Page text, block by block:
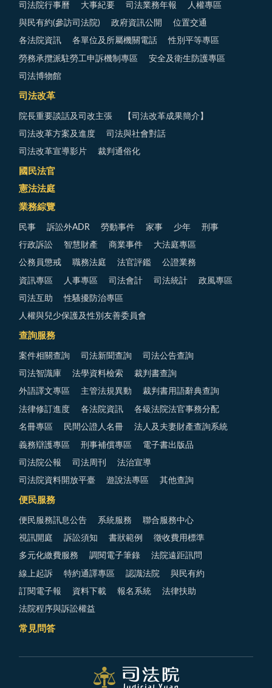
司法院行事曆 大事紀要 司法業務年報 人權專區
與民有約(參訪司法院) 政府資訊公開 位置交通
各法院資訊 各單位及所屬機關電話 性別平等專區
勞務承攬派駐勞工申訴機制專區 安全及衛生防護專區
司法博物館
司法改革
院長重要談話及司改主張 【司法改革成果簡介】
司法改革方案及進度 司法與社會對話
司法改革宣導影片 裁判通俗化
國民法官
憲法法庭
業務綜覽
民事 訴訟外ADR 勞動事件 家事 少年 刑事
行政訴訟 智慧財產 商業事件 大法庭專區
公務員懲戒 職務法庭 法官評鑑 公證業務
資訊專區 人事專區 司法會計 司法統計 政風專區
司法互助 性騷擾防治專區
人權與兒少保護及性別友善委員會
查詢服務
案件相關查詢 司法新聞查詢 司法公告查詢
司法智識庫 法學資料檢索 裁判書查詢
外語譯文專區 主管法規異動 裁判書用語辭典查詢
法律修訂進度 各法院資訊 各級法院法官事務分配
名冊專區 民間公證人名冊 法人及夫妻財產查詢系統
義務辯護專區 刑事補償專區 電子書出版品
司法院公報 司法周刊 法治宣導
司法院資料開放平臺 遊說法專區 其他查詢
便民服務
便民服務訊息公告 系統服務 聯合服務中心
視訊開庭 訴訟須知 書狀範例 徵收費用標準
多元化繳費服務 調閱電子筆錄 法院遠距訊問
線上起訴 特約通譯專區 認識法院 與民有約
訂閱電子報 資料下載 報名系統 法律扶助
法院程序與訴訟權益
常見問答